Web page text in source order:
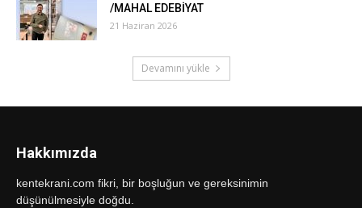
/MAHAL EDEBİYAT
21 Haziran 2026
Devamını yükle
Hakkımızda
kentekrani.com fikri, bir boşluğun ve gereksinimin
düşünülmesiyle doğdu.